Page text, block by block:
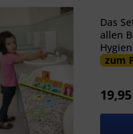
Das
allen
zum